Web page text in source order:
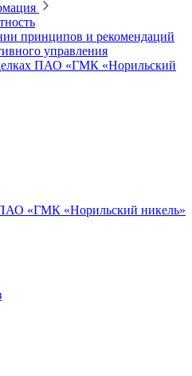
принципов и рекомендаций
управления
ПАО «ГМК «Норильский
«ГМК «Норильский никель»